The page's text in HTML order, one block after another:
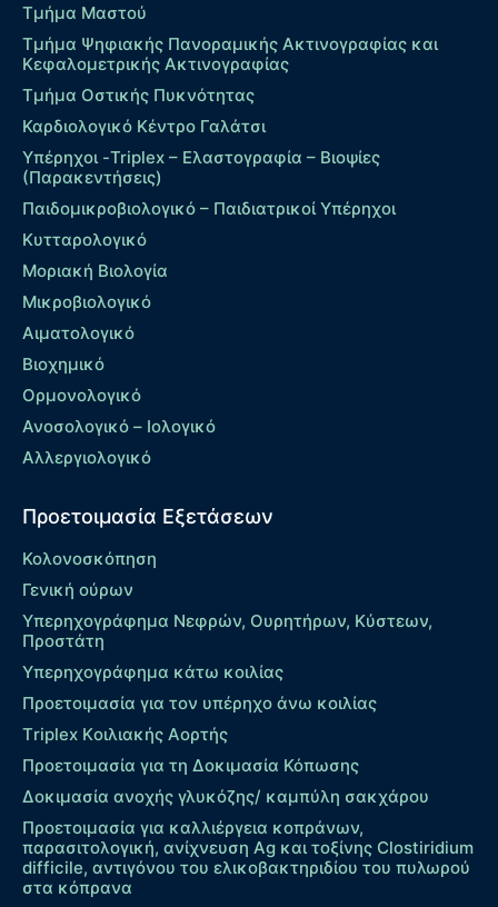
Τμήμα Μαστού
Τμήμα Ψηφιακής Πανοραμικής Ακτινογραφίας και
Κεφαλομετρικής Ακτινογραφίας
Τμήμα Οστικής Πυκνότητας
Καρδιολογικό Κέντρο Γαλάτσι
Υπέρηχοι -Triplex – Eλαστογραφία – Βιοψίες
(Παρακεντήσεις)
Παιδομικροβιολογικό – Παιδιατρικοί Υπέρηχοι
Κυτταρολογικό
Μοριακή Βιολογία
Μικροβιολογικό
Αιματολογικό
Βιοχημικό
Ορμονολογικό
Ανοσολογικό – Ιολογικό
Αλλεργιολογικό
Προετοιμασία Εξετάσεων
Κολονοσκόπηση
Γενική ούρων
Υπερηχογράφημα Νεφρών, Ουρητήρων, Κύστεων,
Προστάτη
Υπερηχογράφημα κάτω κοιλίας
Προετοιμασία για τον υπέρηχο άνω κοιλίας
Τriplex Kοιλιακής Αορτής
Προετοιμασία για τη Δοκιμασία Κόπωσης
Δοκιμασία ανοχής γλυκόζης/ καμπύλη σακχάρου
Προετοιμασία για καλλιέργεια κοπράνων,
παρασιτολογική, ανίχνευση Ag και τοξίνης Clostiridium
difficile, αντιγόνου του ελικοβακτηριδίου του πυλωρού
στα κόπρανα